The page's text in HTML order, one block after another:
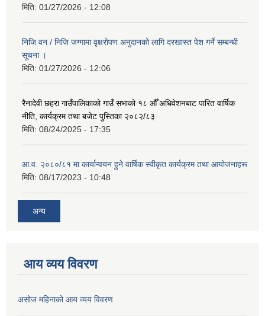
मिति: 01/27/2026 - 12:08
निजि वन / निजि जग्गामा वृक्षरोपण अनुदानको लागि दरखास्त पेश गर्ने सम्बन्धी
सूचना ।
मिति: 01/27/2026 - 12:06
रैनादेवी छहरा गाउँपालिकाको गाउँ सभाको १८ औँ अधिवेशनबाट पारित वार्षिक
नीति, कार्यक्रम तथा बजेट पुस्तिका २०८२/८३
मिति: 08/24/2025 - 17:35
आ.व. २०८०/८१ मा कार्यान्वयन हुने वार्षिक स्वीकृत कार्यक्रम तथा आयोजनाहरू
मिति: 08/17/2023 - 10:48
अन्य
आय व्यय विवरण
असोज महिनाको आय व्यय विवरण